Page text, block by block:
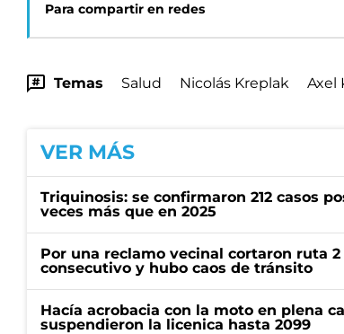
Para compartir en redes
Temas Salud Nicolás Kreplak Axel
VER MÁS
Triquinosis: se confirmaron 212 casos
veces más que en 2025
Por una reclamo vecinal cortaron ruta
consecutivo y hubo caos de tránsito
Hacía acrobacia con la moto en plena
suspendieron la licenica hasta 2099